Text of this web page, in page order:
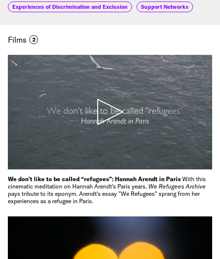
Experiences of Discrimination and Exclusion Support Networks
Films 2
We don’t like to be called “refugees”: Hannah Arendt in Paris With this
cinematic meditation on Hannah Arendt's Paris years, We Refugees Archive
pays tribute to its eponym. Arendt's essay "We Refugees" sprang from her
experiences as a refugee in Paris.